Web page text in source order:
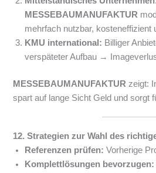
MESSEBAUMANUFAKTUR
mehrfach nutzbar, kosteneffizient
KMU international: Billiger
verspäteter Aufbau →
MESSEBAUMANUFAKTUR zeigt:
spart auf lange Sicht Geld und sorgt
12. Strategien zur Wahl des
Referenzen prüfen: Vorherige
Komplettlösungen bevorzugen: